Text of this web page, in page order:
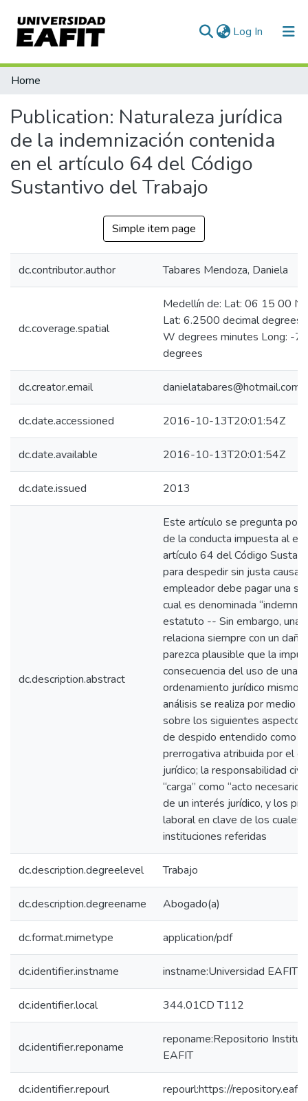
Log In (current)
Communities & Collections
Statistics
Home
Publication: Naturaleza jurídica
de la indemnización contenida
en el artículo 64 del Código
Sustantivo del Trabajo
Simple item page
dc.contributor.author Tabares Mendoza, Daniela
dc.coverage.spatial
Medellín de: Lat: 06 15 00 N
Lat: 6.2500 decimal
W degrees minutes Long: -
degrees
dc.creator.email danielatabares@hotmail.com
dc.date.accessioned 2016-10-13T20:01:54Z
dc.date.available 2016-10-13T20:01:54Z
dc.date.issued 2013
dc.description.abstract
Este artículo se pregunta por
de la conducta impuesta al
artículo 64 del Código
para despedir sin justa causa
empleador debe pagar una
cual es denominada
estatuto -- Sin embargo, una
relaciona siempre con un
parezca plausible que la
consecuencia del uso de una
ordenamiento jurídico mismo
análisis se realiza por medio
sobre los siguientes
de despido entendido como
prerrogativa atribuida por el
jurídico; la responsabilidad
“carga” como “acto
de un interés jurídico, y los
laboral en clave de los cuales
instituciones referidas
dc.description.degreelevel Trabajo
dc.description.degreename Abogado(a)
dc.format.mimetype application/pdf
dc.identifier.instname instname:Universidad EAFIT
dc.identifier.local 344.01CD T112
dc.identifier.reponame
reponame:Repositorio
EAFIT
dc.identifier.repourl repourl:https://